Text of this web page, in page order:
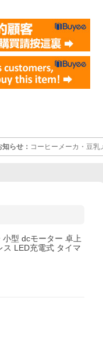
知らせ： コーヒーメーカ・豆乳
小型 dcモーター 卓上
LED充電式 タイマ